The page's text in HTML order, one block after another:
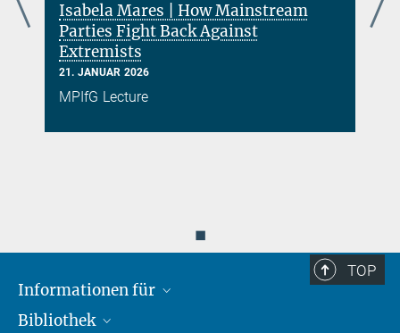
Isabela Mares | How Mainstream
Parties Fight Back Against
Extremists
21. JANUAR 2026
MPIfG Lecture
◼
TOP
Informationen für
Forschende
Bibliothek